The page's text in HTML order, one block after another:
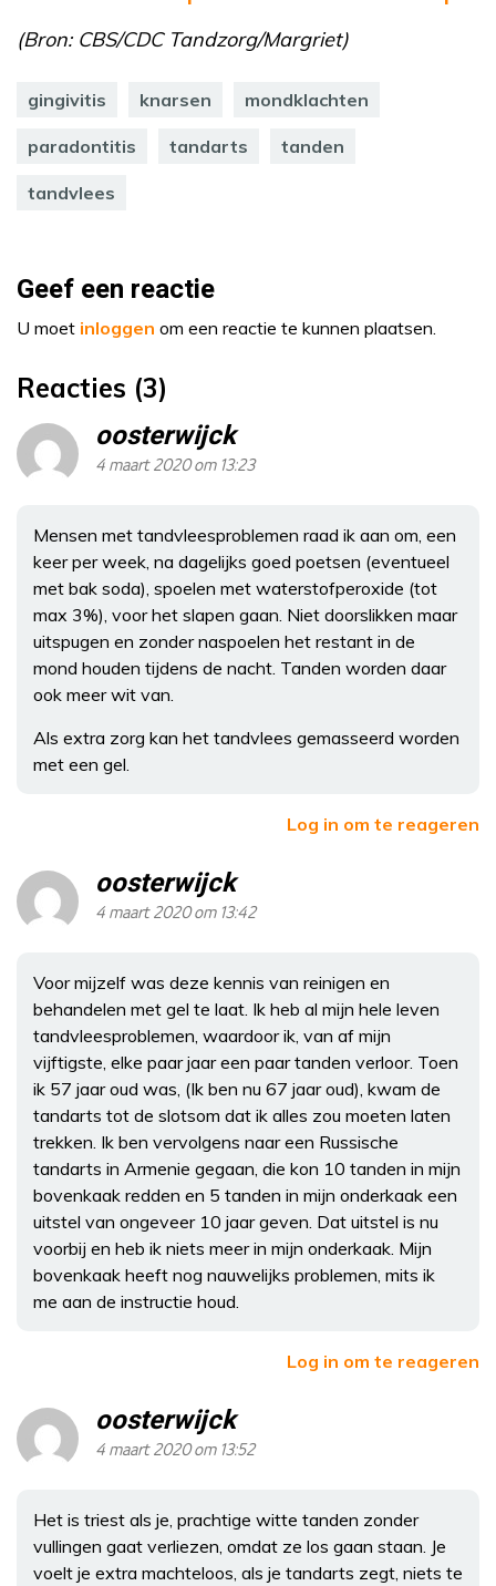
(Bron: CBS/CDC Tandzorg/Margriet)
gingivitis knarsen mondklachten
paradontitis tandarts tanden
tandvlees
Geef een reactie
U moet inloggen om een reactie te kunnen plaatsen.
Reacties (3)
oosterwijck
4 maart 2020 om 13:23
Mensen met tandvleesproblemen raad ik aan om, een
keer per week, na dagelijks goed poetsen (eventueel
met bak soda), spoelen met waterstofperoxide (tot
max 3%), voor het slapen gaan. Niet doorslikken maar
uitspugen en zonder naspoelen het restant in de
mond houden tijdens de nacht. Tanden worden daar
ook meer wit van.
Als extra zorg kan het tandvlees gemasseerd worden
met een gel.
Log in om te reageren
oosterwijck
4 maart 2020 om 13:42
Voor mijzelf was deze kennis van reinigen en
behandelen met gel te laat. Ik heb al mijn hele leven
tandvleesproblemen, waardoor ik, van af mijn
vijftigste, elke paar jaar een paar tanden verloor. Toen
ik 57 jaar oud was, (Ik ben nu 67 jaar oud), kwam de
tandarts tot de slotsom dat ik alles zou moeten laten
trekken. Ik ben vervolgens naar een Russische
tandarts in Armenie gegaan, die kon 10 tanden in mijn
bovenkaak redden en 5 tanden in mijn onderkaak een
uitstel van ongeveer 10 jaar geven. Dat uitstel is nu
voorbij en heb ik niets meer in mijn onderkaak. Mijn
bovenkaak heeft nog nauwelijks problemen, mits ik
me aan de instructie houd.
Log in om te reageren
oosterwijck
4 maart 2020 om 13:52
Het is triest als je, prachtige witte tanden zonder
vullingen gaat verliezen, omdat ze los gaan staan. Je
voelt je extra machteloos, als je tandarts zegt, niets te